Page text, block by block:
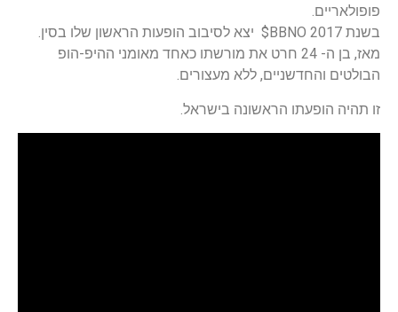
פופולאריים.
בשנת 2017 BBNO$ יצא לסיבוב הופעות הראשון שלו בסין.
מאז, בן ה- 24 חרט את מורשתו כאחד מאומני ההיפ-הופ
הבולטים והחדשניים, ללא מעצורים.
זו תהיה הופעתו הראשונה בישראל.